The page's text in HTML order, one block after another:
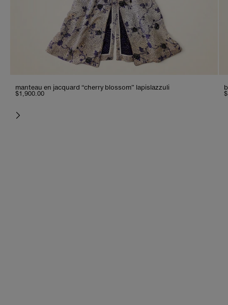
manteau en jacquard “cherry blossom” lapislazzuli
$1,900.00
suivant